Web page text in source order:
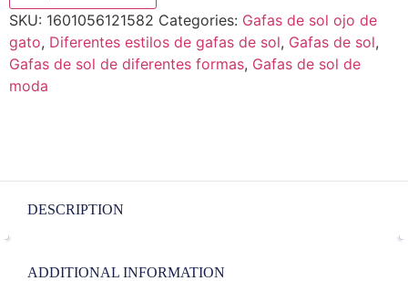
SKU: 1601056121582 Categories: Gafas de sol ojo de
gato, Diferentes estilos de gafas de sol, Gafas de sol,
Gafas de sol de diferentes formas, Gafas de sol de
moda
DESCRIPTION
ADDITIONAL INFORMATION